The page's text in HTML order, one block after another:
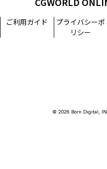
ご利用ガイド
プライバシーポ
リシー
© 2026 Born Digital,